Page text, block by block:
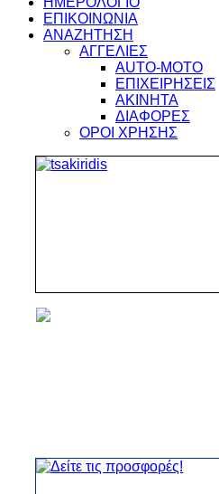
ΕΠΙΚΟΙΝΩΝΙΑ
ΑΝΑΖΗΤΗΣΗ
ΑΓΓΕΛΙΕΣ
AUTO-MOTO
ΕΠΙΧΕΙΡΗΣΕΙΣ
ΑΚΙΝΗΤΑ
ΔΙΑΦΟΡΕΣ
ΟΡΟΙ ΧΡΗΣΗΣ